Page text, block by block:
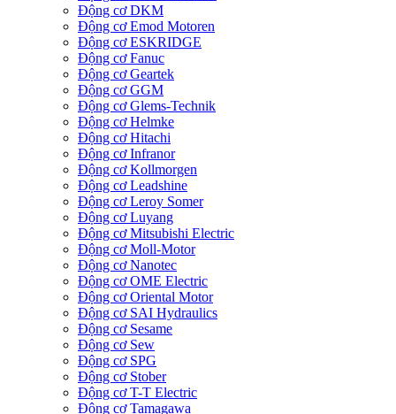
Động cơ DKM
Động cơ Emod Motoren
Động cơ ESKRIDGE
Động cơ Fanuc
Động cơ Geartek
Động cơ GGM
Động cơ Glems-Technik
Động cơ Helmke
Động cơ Hitachi
Động cơ Infranor
Động cơ Kollmorgen
Động cơ Leadshine
Động cơ Leroy Somer
Động cơ Luyang
Động cơ Mitsubishi Electric
Động cơ Moll-Motor
Động cơ Nanotec
Động cơ OME Electric
Động cơ Oriental Motor
Động cơ SAI Hydraulics
Động cơ Sesame
Động cơ Sew
Động cơ SPG
Động cơ Stober
Động cơ T-T Electric
Động cơ Tamagawa